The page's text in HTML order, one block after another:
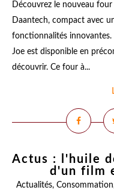
Découvrez le nouveau
Daantech, compact avec
fonctionnalités innovantes.
Joe est disponible en
découvrir. Ce four à...
Actus : l'huile
d'un film
Actualités, Consommation